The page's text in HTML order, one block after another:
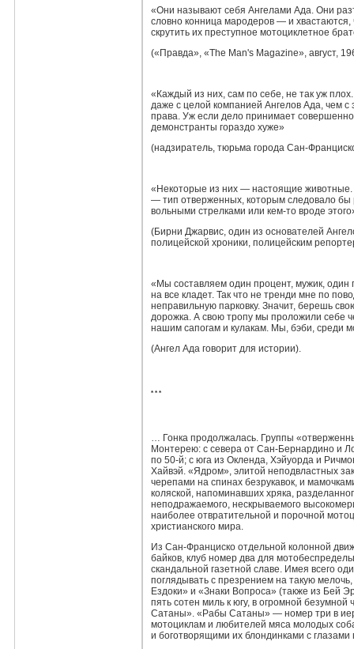
«Они называют себя Ангелами Ада. Они
словно конница мародеров — и
скрутить их преступное мотоциклетное
(«Правда», «The Man's Magazine», август,
«Каждый из них, сам по себе, не так уж
даже с целой компанией Ангелов Ада, чем
права. Уж если дело принимает
демонстранты гораздо хуже»
(надзиратель, тюрьма города
«Некоторые из них — настоящие
— тип отверженных, которым следовало
вольными стрелками или кем‑то вроде
(Бирни Джарвис, один из основателей
полицейской хроники, полицейским
«Мы составляем один процент, мужик, один
на все кладет. Так что не тренди мне по
неправильную парковку. Значит, берешь
дорожка. А свою тропу мы проложили себе
нашим сапогам и кулакам. Мы, бэби, среди
(Ангел Ада говорит для истории).
* * *
… Гонка продолжалась. Группы
Монтерею: с севера от Сан‑Бернардино и
по 50‑й; с юга из Окленда, Хэйуорда и
Хайвэй. «Ядром», элитой неподвластных
черепами на спинах безрукавок, и
коляской, напоминавших хряка,
неподражаемого, нескрываемого
наиболее отвратительной и порочной
христианского мира.
Из Сан‑Франциско отдельной колонной
байков, клуб номер два для
скандальной газетной славе. Имея всего
поглядывать с презрением на такую
Ездоки» и «Знаки Вопроса» (также из Бей
пять сотен миль к югу, в огромной
Сатаны». «Рабы Сатаны» — номер три в
мотоциклам и любителей мяса молодых
и боготворящими их блондинками с